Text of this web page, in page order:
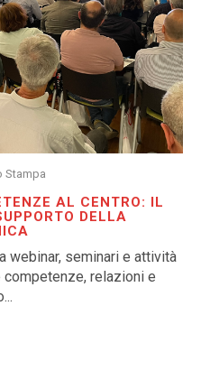
Stampa
AL CENTRO: IL
DELLA
webinar, seminari e attività
relazioni e